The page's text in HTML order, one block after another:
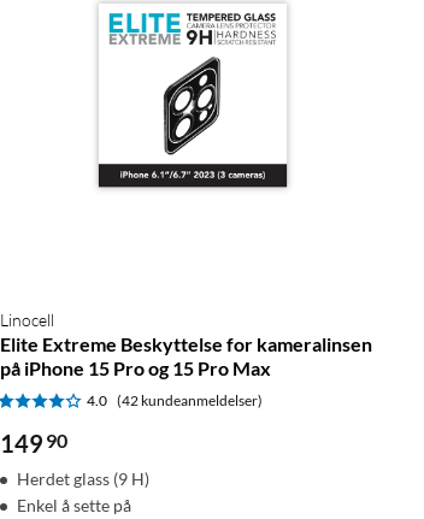
Linocell
Elite Extreme Beskyttelse for kameralinsen
på iPhone 15 Pro og 15 Pro Max
4.0 (42 kundeanmeldelser)
149 90
Herdet glass (9 H)
Enkel å sette på